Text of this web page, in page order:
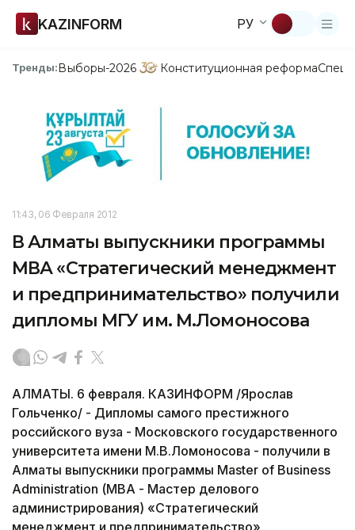
KAZINFORM РУ
Тренды:Выборы-2026 Конституционная реформа
11:43, 06 Февраля 2012
В Алматы выпускники программы
МВА «Стратегический менеджмент
и предпринимательство» получили
дипломы МГУ им. М.Ломоносова
АЛМАТЫ. 6 февраля. КАЗИНФОРМ /Ярослав
Гольченко/ - Дипломы самого престижного
российского вуза - Московского государственного
университета имени М.В.Ломоносова - получили в
Алматы выпускники программы Master of Business
Administration (МВА - Мастер делового
администрирования) «Стратегический